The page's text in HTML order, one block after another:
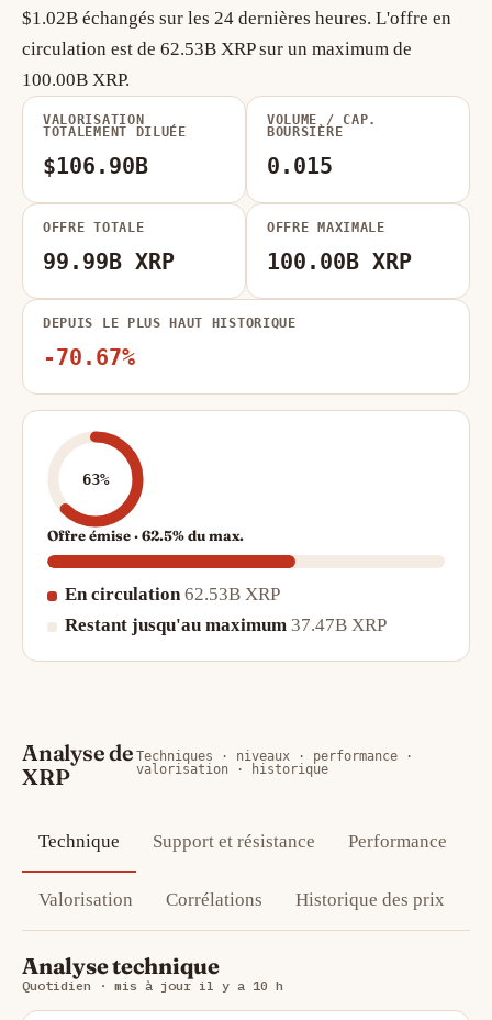
$1.02B échangés sur les 24 dernières heures. L'offre en
circulation est de 62.53B XRP sur un maximum de
100.00B XRP.
VALORISATION
TOTALEMENT DILUÉE
$106.90B
VOLUME / CAP.
BOURSIÈRE
0.015
OFFRE TOTALE
99.99B XRP
OFFRE MAXIMALE
100.00B XRP
DEPUIS LE PLUS HAUT HISTORIQUE
-70.67%
63%
Offre émise · 62.5% du max.
En circulation62.53B XRP
Restant jusqu'au maximum 37.47B XRP
Analyse de
XRP
Techniques · niveaux · performance ·
valorisation · historique
Technique Support et résistance Performance
Valorisation Corrélations Historique des prix
Analyse technique
Quotidien · mis à jour il y a 10 h